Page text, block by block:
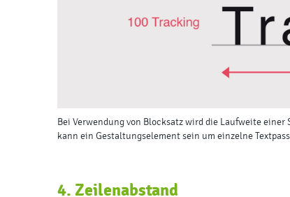
Bei Verwendung von Blocksatz wird die Laufweite
kann ein Gestaltungselement sein um einzelne
4. Zeilenabstand